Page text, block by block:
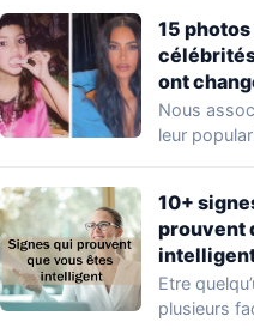
15 photos
ont
Nous
leur
10+
prouvent
Etre
plusieurs